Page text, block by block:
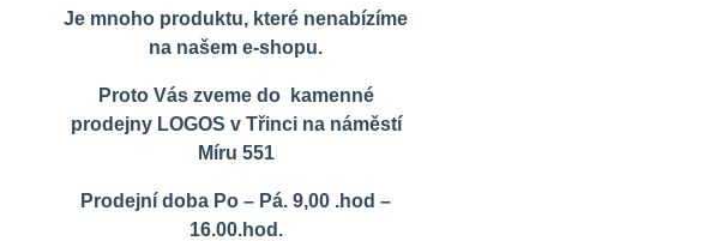
Je mnoho produktu, které nenabízíme
na našem e-shopu.
Proto Vás zveme do kamenné
prodejny LOGOS v Třinci na náměstí
Míru 551
Prodejní doba Po – Pá. 9,00 .hod –
16.00.hod.